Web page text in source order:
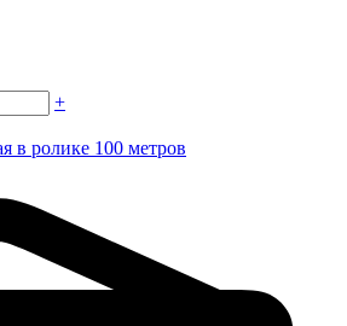
+
в ролике 100 метров